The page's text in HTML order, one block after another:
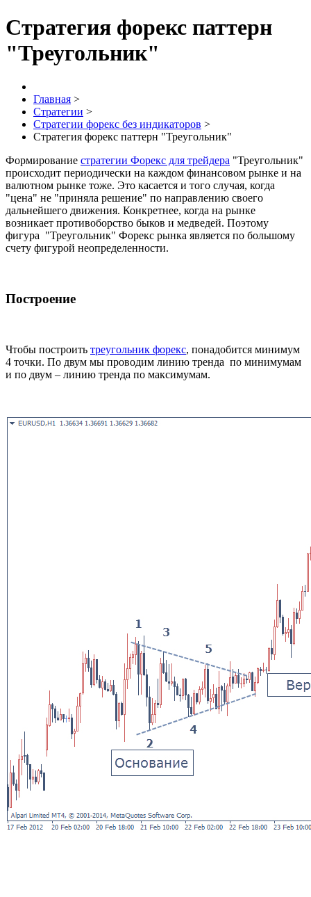
Стратегия форекс паттерн
"Треугольник"
Главная >
Стратегии >
Стратегии форекс без индикаторов >
Стратегия форекс паттерн "Треугольник"
Формирование стратегии Форекс для трейдера "Треугольник"
происходит периодически на каждом финансовом рынке и на
валютном рынке тоже. Это касается и того случая, когда
"цена" не "приняла решение" по направлению своего
дальнейшего движения. Конкретнее, когда на рынке
возникает противоборство быков и медведей. Поэтому
фигура "Треугольник" Форекс рынка является по большому
счету фигурой неопределенности.
Построение
Чтобы построить треугольник форекс, понадобится минимум
4 точки. По двум мы проводим линию тренда по минимумам
и по двум – линию тренда по максимумам.